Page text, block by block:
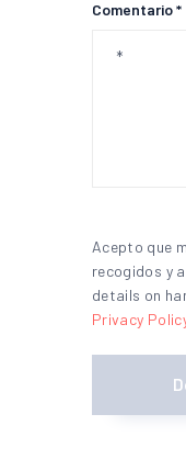
Comentario *
Acepto que
recogidos y
details on
Privacy